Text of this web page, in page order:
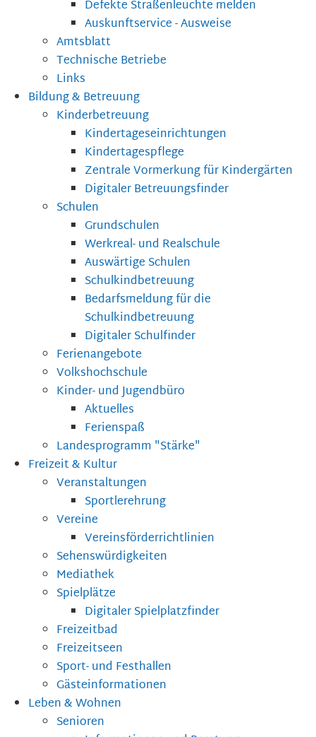
Defekte Straßenleuchte melden
Auskunftservice - Ausweise
Amtsblatt
Technische Betriebe
Links
Bildung & Betreuung
Kinderbetreuung
Kindertageseinrichtungen
Kindertagespflege
Zentrale Vormerkung für Kindergärten
Digitaler Betreuungsfinder
Schulen
Grundschulen
Werkreal- und Realschule
Auswärtige Schulen
Schulkindbetreuung
Bedarfsmeldung für die
Schulkindbetreuung
Digitaler Schulfinder
Ferienangebote
Volkshochschule
Kinder- und Jugendbüro
Aktuelles
Ferienspaß
Landesprogramm "Stärke"
Freizeit & Kultur
Veranstaltungen
Sportlerehrung
Vereine
Vereinsförderrichtlinien
Sehenswürdigkeiten
Mediathek
Spielplätze
Digitaler Spielplatzfinder
Freizeitbad
Freizeitseen
Sport- und Festhallen
Gästeinformationen
Leben & Wohnen
Senioren